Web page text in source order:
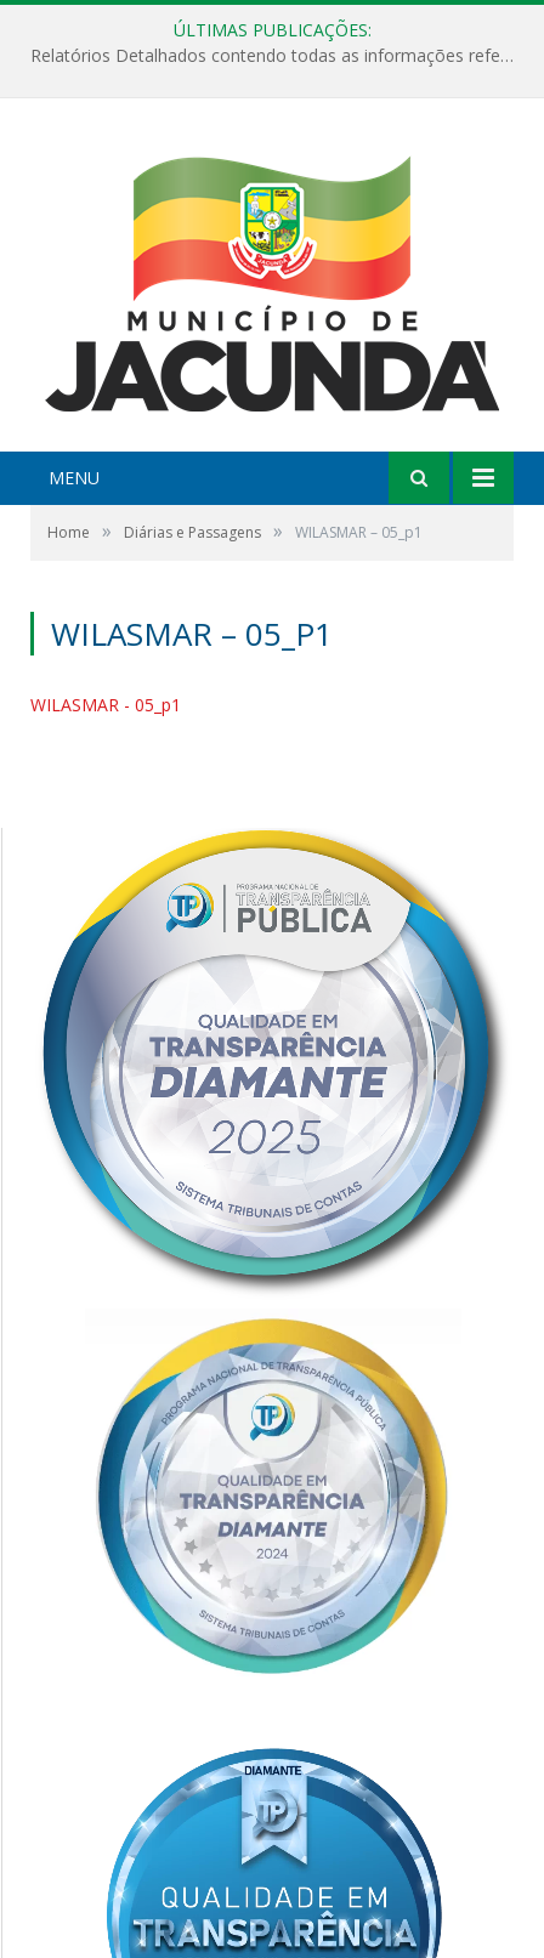
ÚLTIMAS PUBLICAÇÕES:
Relatórios Detalhados contendo todas as informações referentes a execução de recursos destinados ao fomento de projetos culturais no Município de Jacundá entre os anos de 2022 ao presente ano de 2026.
MENU
Home » Diárias e Passagens » WILASMAR – 05_p1
WILASMAR – 05_P1
WILASMAR - 05_p1